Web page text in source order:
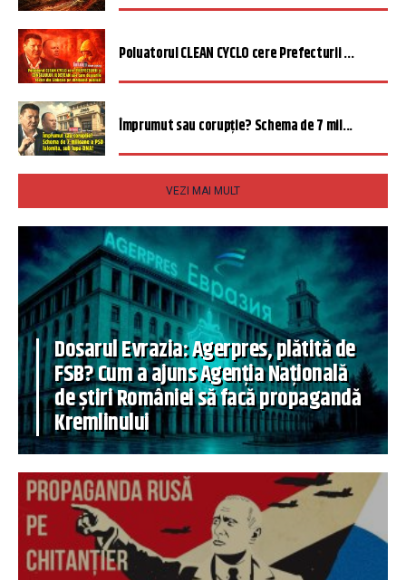
Poluatorul CLEAN CYCLO cere Prefecturii ...
Împrumut sau corupție? Schema de 7 mil...
VEZI MAI MULT
Dosarul Evrazia: Agerpres, plătită de
FSB? Cum a ajuns Agenția Națională
de știri României să facă propagandă
Kremlinului